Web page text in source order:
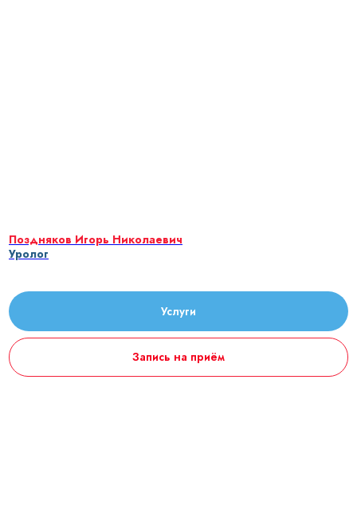
Поздняков Игорь Николаевич
Уролог
Услуги
Запись на приём